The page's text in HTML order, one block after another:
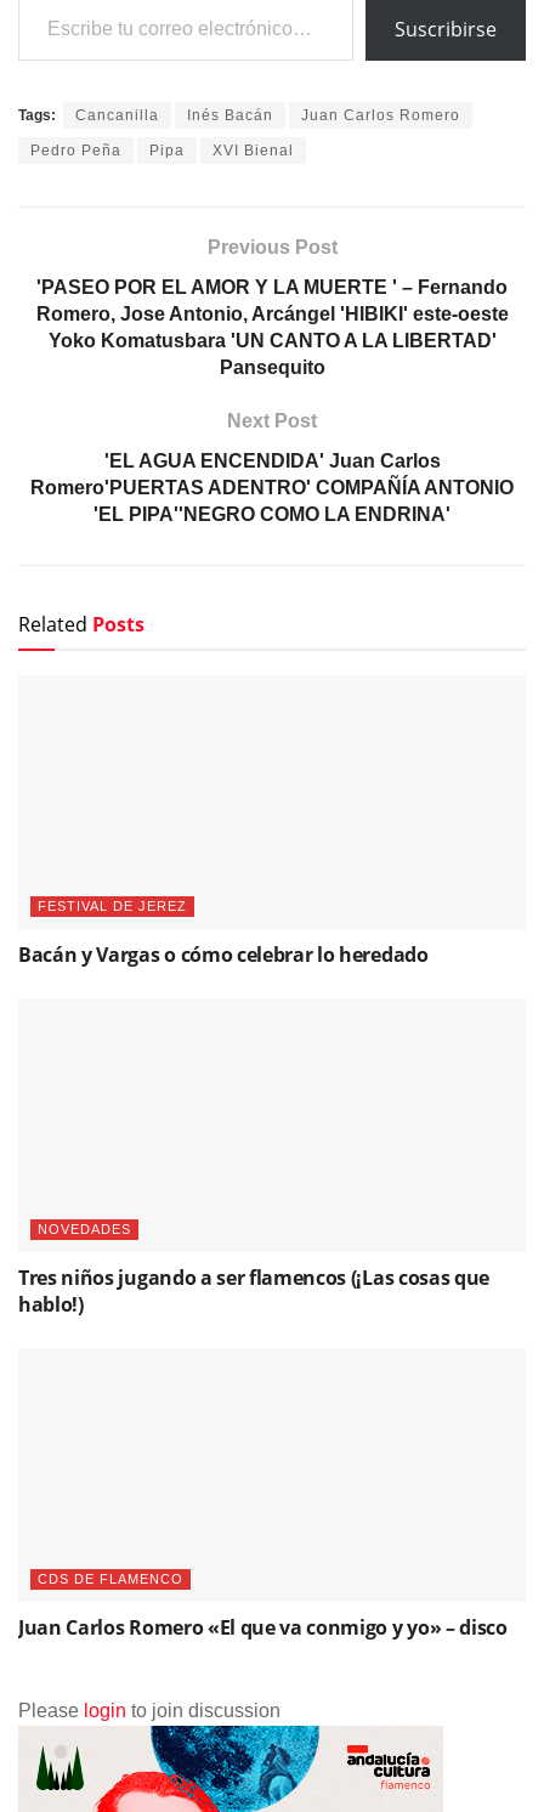
Suscribirse
Tags: Cancanilla Inés Bacán Juan Carlos Romero
Pedro Peña Pipa XVI Bienal
Previous Post
'PASEO POR EL AMOR Y LA MUERTE ' – Fernando
Romero, Jose Antonio, Arcángel 'HIBIKI' este-oeste
Yoko Komatusbara 'UN CANTO A LA LIBERTAD'
Pansequito
Next Post
'EL AGUA ENCENDIDA' Juan Carlos
Romero'PUERTAS ADENTRO' COMPAÑÍA ANTONIO
'EL PIPA''NEGRO COMO LA ENDRINA'
Related Posts
FESTIVAL DE JEREZ
Bacán y Vargas o cómo celebrar lo heredado
NOVEDADES
Tres niños jugando a ser flamencos (¡Las cosas que
hablo!)
CDS DE FLAMENCO
Juan Carlos Romero «El que va conmigo y yo» – disco
Please login to join discussion